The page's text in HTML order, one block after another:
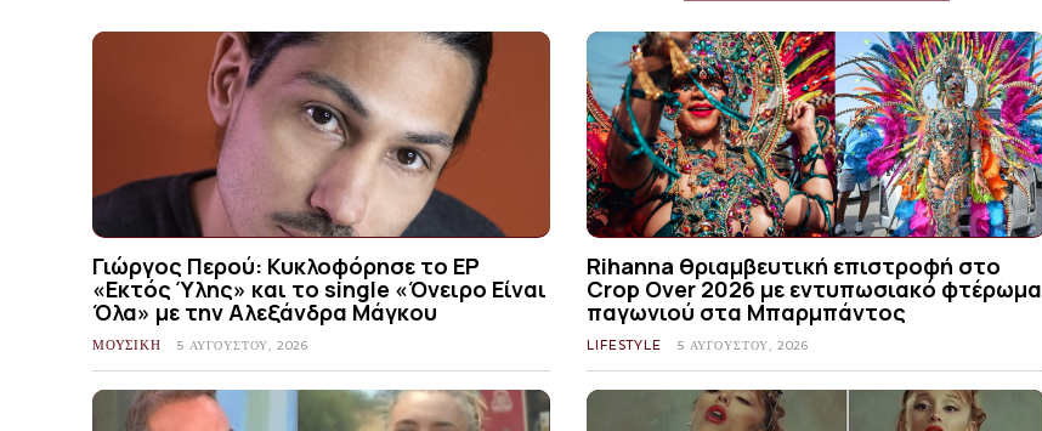
Γιώργος Περού: Κυκλοφόρησε το EP
«Εκτός Ύλης» και το single «Όνειρο Είναι
Όλα» με την Αλεξάνδρα Μάγκου
ΜΟΥΣΙΚΗ 5 ΑΥΓΟΎΣΤΟΥ, 2026
Rihanna θριαμβευτική επιστροφή στο
Crop Over 2026 με εντυπωσιακό φτέρωμα
παγωνιού στα Μπαρμπάντος
LIFESTYLE 5 ΑΥΓΟΎΣΤΟΥ, 2026